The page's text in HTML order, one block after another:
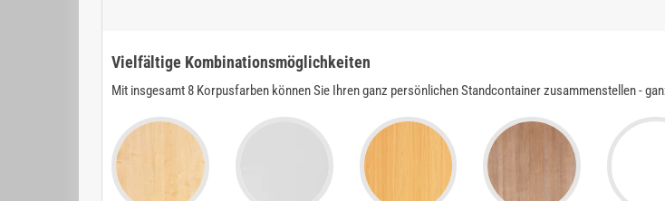
Vielfältige Kombinationsmöglichkeiten
Mit insgesamt 8 Korpusfarben können Sie Ihren ganz persönlichen Standcontainer zusammenstellen -